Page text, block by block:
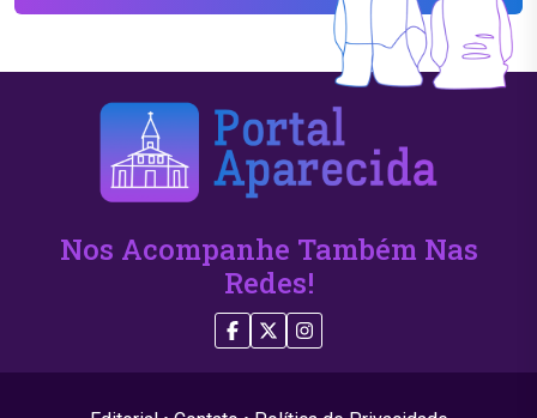
Nos Acompanhe Também Nas
Redes!